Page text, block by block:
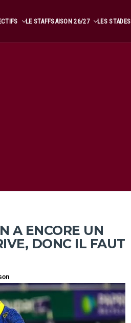
LE STAFFSAISON 26/27 LES STADES
A ENCORE UN
DONC IL FAUT